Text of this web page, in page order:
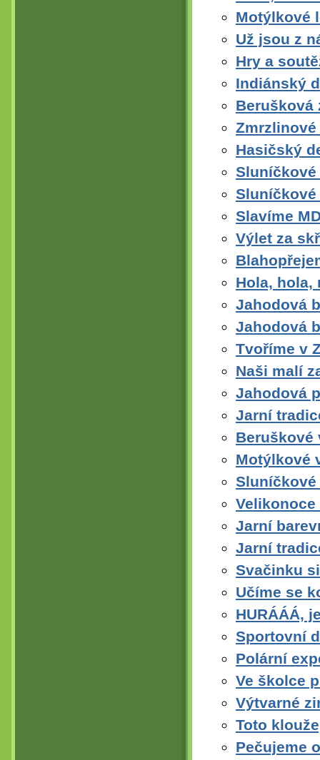
Motýlkové
Už jsou z
Hry a
Indiánský
Berušková
Hasičský
Slavíme
Výlet za
Hola, hola,
Jahodová
Jahodová
Tvoříme v
Naši malí
Jahodová
Jarní
Beruškové
Motýlkové
Velikonoce
Jarní
Jarní
Svačinku
Učíme se
HURÁÁÁ,
Sportovní
Polární
Ve školce
Výtvarné
Toto
Pečujeme